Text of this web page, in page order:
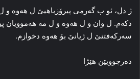
ژ دل، ئو ب گه‌رمى پیرۆزباهیێ ل هەوە و ل
دکەم. ل وان و ل هەوە و ل مه‌ هه‌موويان
سەرکەفتنێ ل ژيانێ بۆ هەوە دخوازم.
دەرچوویێن هێژا